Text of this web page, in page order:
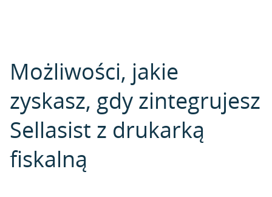
Możliwości, jakie
zyskasz, gdy zintegrujesz
Sellasist z drukarką
fiskalną